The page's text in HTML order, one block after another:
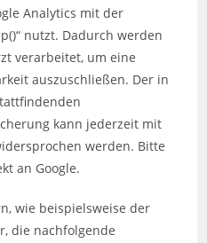
Analytics mit der
nutzt. Dadurch werden
verarbeitet, um eine
auszuschließen. Der in
kann jederzeit mit
werden. Bitte
an Google.
wie beispielsweise der
die nachfolgende